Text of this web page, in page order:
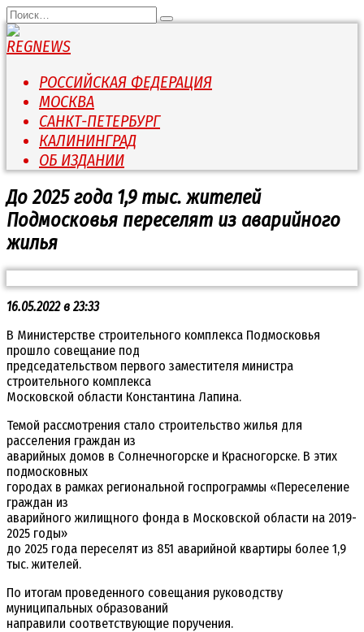
Перейти
к
содержанию
Search
for:
РОССИЙСКАЯ ФЕДЕРАЦИЯ
МОСКВА
САНКТ-ПЕТЕРБУРГ
КАЛИНИНГРАД
ОБ ИЗДАНИИ
До 2025 года 1,9 тыс. жителей
Подмосковья переселят из аварийного
жилья
16.05.2022 в 23:33
В Министерстве строительного комплекса Подмосковья
прошло совещание под
председательством первого заместителя министра
строительного комплекса
Московской области Константина Лапина.
Темой рассмотрения стало строительство жилья для
расселения граждан из
аварийных домов в Солнечногорске и Красногорске. В этих
подмосковных
городах в рамках региональной госпрограммы «Переселение
граждан из
аварийного жилищного фонда в Московской области на 2019-
2025 годы»
до 2025 года переселят из 851 аварийной квартиры более 1,9
тыс. жителей.
По итогам проведенного совещания руководству
муниципальных образований
направили соответствующие поручения.